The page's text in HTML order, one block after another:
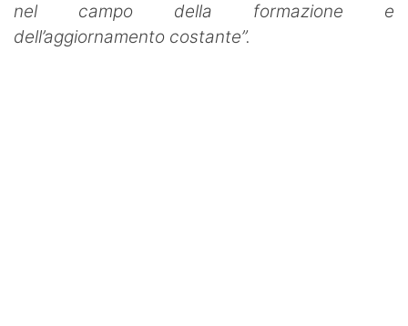
nel campo della formazione e
dell’aggiornamento costante”.